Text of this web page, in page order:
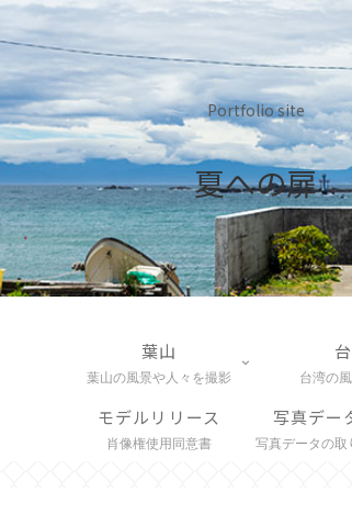
Portfolio site
夏への扉
葉山
葉山の風景や人々を撮影 台湾の
モデルリリース
肖像権使用同意書
写真デー